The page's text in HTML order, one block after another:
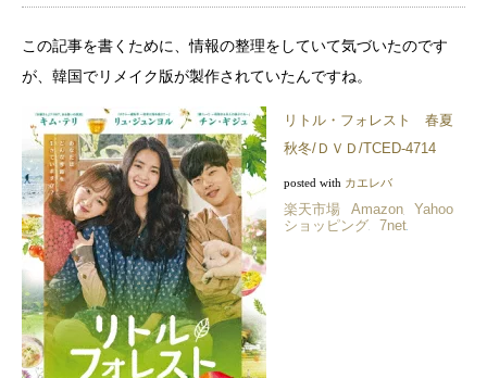
この記事を書くために、情報の整理をしていて気づいたのです
が、韓国でリメイク版が製作されていたんですね。
リトル・フォレスト 春夏
秋冬/ＤＶＤ/TCED-4714
posted with カエレバ
楽天市場 Amazon
Yahoo
ショッピング
7net